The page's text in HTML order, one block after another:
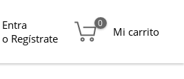
Entra
o Regístrate
0
Mi carrito